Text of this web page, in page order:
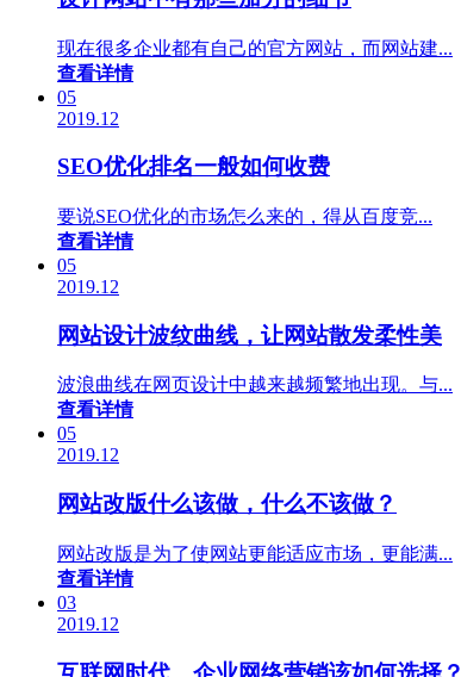
现在很多企业都有自己的官方网站，而网站建...
查看详情
05
2019.12
SEO优化排名一般如何收费
要说SEO优化的市场怎么来的，得从百度竞...
查看详情
05
2019.12
网站设计波纹曲线，让网站散发柔性美
波浪曲线在网页设计中越来越频繁地出现。与...
查看详情
05
2019.12
网站改版什么该做，什么不该做？
网站改版是为了使网站更能适应市场，更能满...
查看详情
03
2019.12